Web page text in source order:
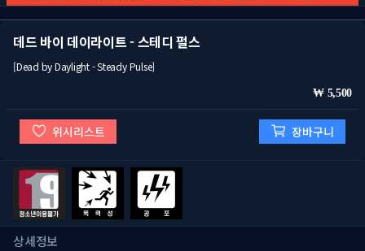
데드 바이 데이라이트 - 스테디 펄스
[Dead by Daylight - Steady Pulse]
5,500
위시리스트 장바구니
상세정보